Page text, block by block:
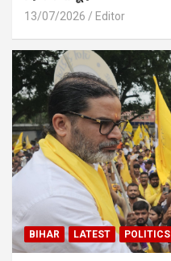
13/07/2026 Editor
BIHAR LATEST POLITICS